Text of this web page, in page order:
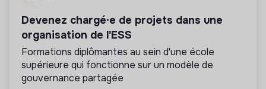
des produits ou proposer des services éco-
responsables alignés avec les besoins de la
transformation écologique et solidaire.
Devenez chargé·e de projets dans une
organisation de l'ESS
Formations diplômantes au sein d'une école
supérieure qui fonctionne sur un modèle de
gouvernance partagée